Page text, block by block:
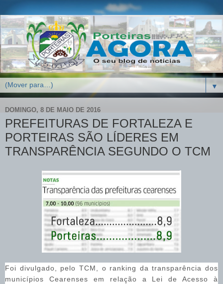
▼
DOMINGO, 8 DE MAIO DE 2016
PREFEITURAS DE FORTALEZA E
PORTEIRAS SÃO LÍDERES EM
TRANSPARÊNCIA SEGUNDO O TCM
Foi divulgado, pelo TCM, o ranking da transparência dos
municípios Cearenses em relação a Lei de Acesso à